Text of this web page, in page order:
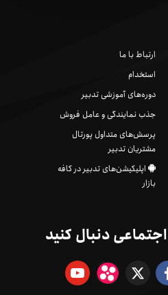
ارتباط با ما
استخدام
دوره‌های آموزشی تدبیر
جذب نمایندگی و عامل فروش
پرسش‌های متداول پورتال
مشتریان تدبیر
اپلیکیشن‌های تدبیر در کافه
بازار
دنبال کنید